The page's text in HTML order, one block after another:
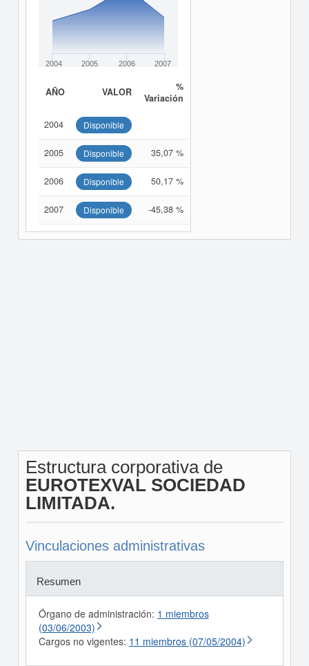
2004 2005 2006 2007
AÑO VALOR
%
Variación
2004 Disponible
2005 Disponible 35,07 %
2006 Disponible 50,17 %
2007 Disponible -45,38 %
Estructura corporativa de
EUROTEXVAL SOCIEDAD
LIMITADA.
Vinculaciones administrativas
Resumen
Órgano de administración: 1 miembros
(03/06/2003)
Cargos no vigentes: 11 miembros (07/05/2004)